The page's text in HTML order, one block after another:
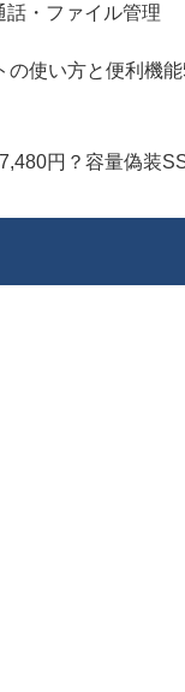
話・ファイル管理
の使い方と便利機
円？容量偽装